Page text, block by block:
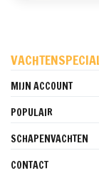
MIJN ACCOUNT
POPULAIR
SCHAPENVACHTEN
CONTACT